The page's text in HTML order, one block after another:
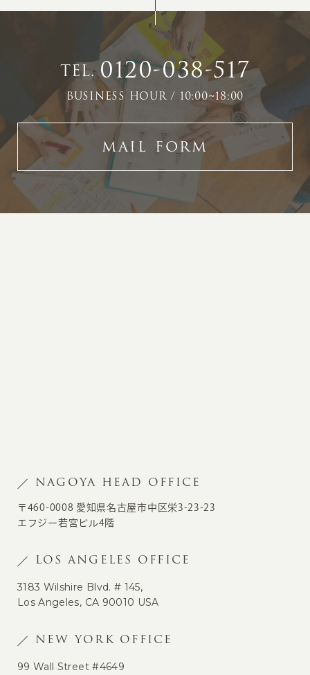
TEL.0120-038-517
BUSINESS HOUR / 10:00~18:00
MAIL FORM
NAGOYA HEAD OFFICE
〒460-0008 愛知県名古屋市中区栄3-23-23
エフジー若宮ビル4階
LOS ANGELES OFFICE
3183 Wilshire Blvd. # 145,
Los Angeles, CA 90010 USA
NEW YORK OFFICE
99 Wall Street #4649